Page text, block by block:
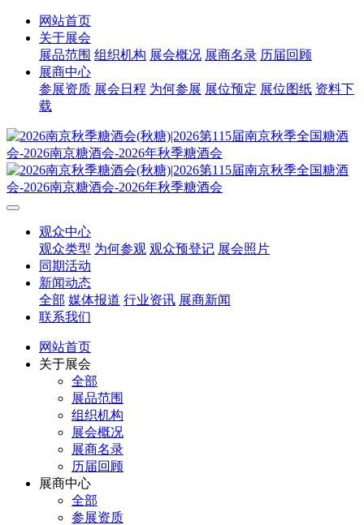
网站首页
关于展会
展品范围 组织机构 展会概况 展商名录 历届回顾
展商中心
参展资质 展会日程 为何参展 展位预定 展位图纸 资料下
载
观众中心
观众类型 为何参观 观众预登记 展会照片
同期活动
新闻动态
全部 媒体报道 行业资讯 展商新闻
联系我们
网站首页
关于展会
全部
展品范围
组织机构
展会概况
展商名录
历届回顾
展商中心
全部
参展资质